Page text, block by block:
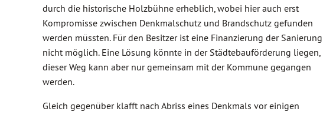
durch die historische Holzbühne erheblich, wobei hier auch erst
Kompromisse zwischen Denkmalschutz und Brandschutz gefunden
werden müssten. Für den Besitzer ist eine Finanzierung der Sanierung
nicht möglich. Eine Lösung könnte in der Städtebauförderung liegen,
dieser Weg kann aber nur gemeinsam mit der Kommune gegangen
werden.
Gleich gegenüber klafft nach Abriss eines Denkmals vor einigen